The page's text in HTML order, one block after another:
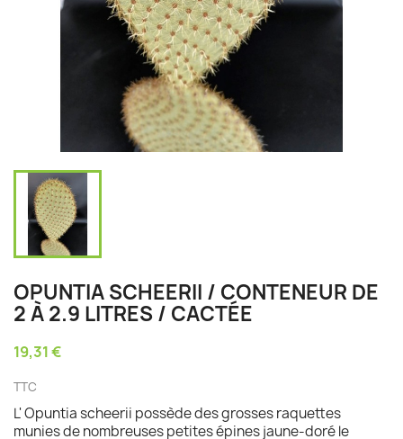
OPUNTIA SCHEERII / CONTENEUR DE
2 À 2.9 LITRES / CACTÉE
19,31 €
TTC
L' Opuntia scheerii possède des grosses raquettes
munies de nombreuses petites épines jaune-doré le